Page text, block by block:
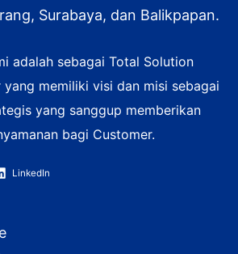
Surabaya, dan Balikpapan.
adalah sebagai Total Solution
yang memiliki visi dan misi sebagai
yang sanggup memberikan
bagi Customer.
LinkedIn